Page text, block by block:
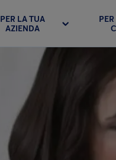
PER LA TUA
AZIENDA